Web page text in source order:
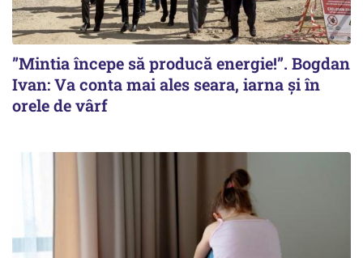
”Mintia începe să producă energie!”. Bogdan
Ivan: Va conta mai ales seara, iarna și în
orele de vârf